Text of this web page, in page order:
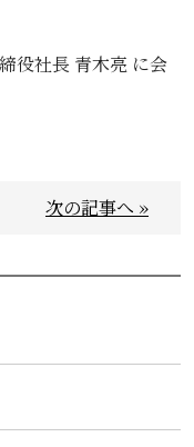
役社長 青木亮 に会
次の記事へ »